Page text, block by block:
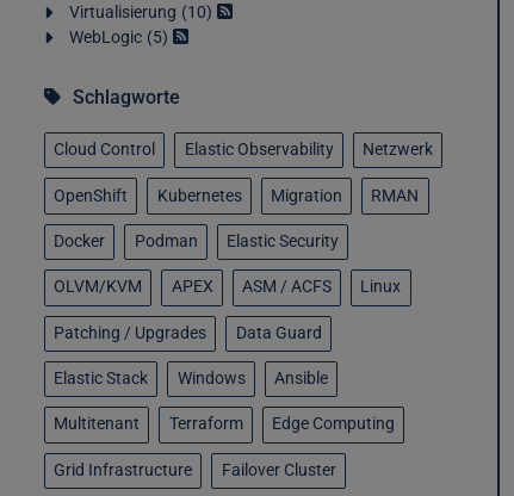
Virtualisierung 10
WebLogic 5
Schlagworte
Cloud Control Elastic Observability Netzwerk
OpenShift Kubernetes Migration RMAN
Docker Podman Elastic Security
OLVM/KVM APEX ASM / ACFS Linux
Patching / Upgrades Data Guard
Elastic Stack Windows Ansible
Multitenant Terraform Edge Computing
Grid Infrastructure Failover Cluster